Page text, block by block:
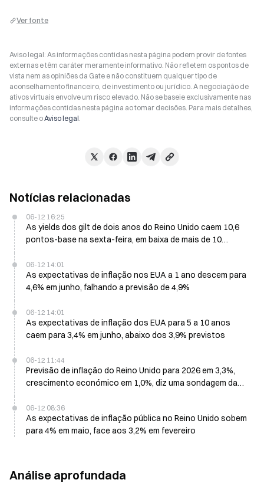
Ver fonte
Aviso legal: As informações contidas nesta página podem provir de fontes
externas e têm caráter meramente informativo. Não refletem os pontos de
vista nem as opiniões da Gate e não constituem qualquer tipo de
aconselhamento financeiro, de investimento ou jurídico. A negociação de
ativos virtuais envolve um risco elevado. Não se baseie exclusivamente nas
informações contidas nesta página ao tomar decisões. Para mais detalhes,
consulte oAviso legal.
Notícias relacionadas
06-12 16:25
As yields dos gilt de dois anos do Reino Unido caem 10,6
pontos-base na sexta-feira, em baixa de mais de 10
06-12 14:01
As expectativas de inflação nos EUA a 1 ano descem para
4,6% em junho, falhando a previsão de 4,9%
06-12 14:01
As expectativas de inflação dos EUA para 5 a 10 anos
caem para 3,4% em junho, abaixo dos 3,9% previstos
06-12 11:44
Previsão de inflação do Reino Unido para 2026 em 3,3%,
crescimento económico em 1,0%, diz uma sondagem da
06-12 08:36
As expectativas de inflação pública no Reino Unido sobem
para 4% em maio, face aos 3,2% em fevereiro
Análise aprofundada